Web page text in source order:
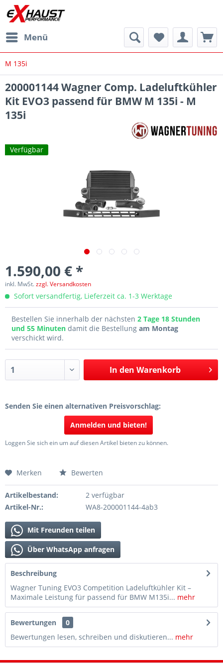
Menü
M 135i
200001144 Wagner Comp. Ladeluftkühler
Kit EVO3 passend für BMW M 135i - M
135i
Verfügbar
1.590,00 € *
inkl. MwSt.zzgl. Versandkosten
Sofort versandfertig, Lieferzeit ca. 1-3 Werktage
Bestellen Sie innerhalb der nächsten 2 Tage 18 Stunden
und 55 Minuten damit die Bestellung am Montag
verschickt wird.
In den Warenkorb
Senden Sie einen alternativen Preisvorschlag:
Anmelden und bieten!
Loggen Sie sich ein um auf diesen Artikel bieten zu können.
Merken Bewerten
Artikelbestand:
2 verfügbar
Artikel-Nr.:
WA8-200001144-4ab3
Mit Freunden teilen
Über WhatsApp anfragen
Beschreibung
Wagner Tuning EVO3 Competition Ladeluftkühler Kit –
Maximale Leistung für passend für BMW M135i... mehr
Bewertungen
0
Bewertungen lesen, schreiben und diskutieren... mehr